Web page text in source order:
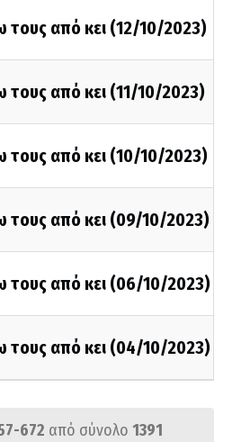
τους από κει (12/10/2023)
τους από κει (11/10/2023)
τους από κει (10/10/2023)
τους από κει (09/10/2023)
τους από κει (06/10/2023)
τους από κει (04/10/2023)
672 από σύνολο 1391